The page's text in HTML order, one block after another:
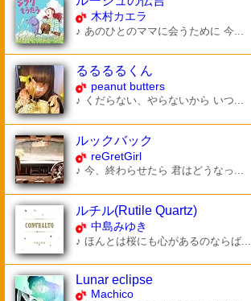
木村カエラ
♪ あのひとのママに会うために 今...
るるるるくん
peanut butters
♪ くだらない、やらないから いつ...
ルックバック
reGretGirl
♪ 今、終わらせたら 君はどうなっ...
ルチル(Rutile Quartz)
中島みゆき
♪ ほんとは桜にも心があるのならば...
Lunar eclipse
Machico